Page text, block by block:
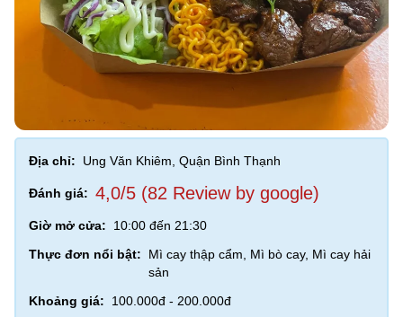
Địa chỉ: Ung Văn Khiêm, Quận Bình Thạnh
Đánh giá: 4,0/5 (82 Review by google)
Giờ mở cửa:
10:00 đến 21:30
Thực đơn nổi bật:
Mì cay thập cẩm, Mì bò cay, Mì cay hải
sản
Khoảng giá:
100.000đ - 200.000đ